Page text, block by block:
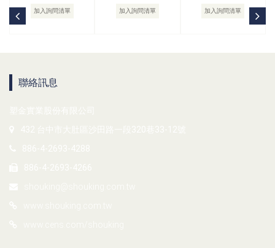
加入詢問清單 加入詢問清單 加入詢問清單
聯絡訊息